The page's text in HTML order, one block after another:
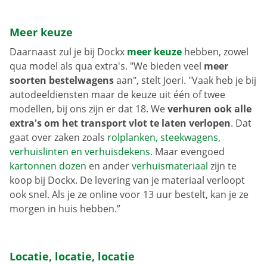
Meer keuze
Daarnaast zul je bij Dockx meer keuze hebben, zowel
qua model als qua extra's. "We bieden veel meer
soorten bestelwagensaan", stelt Joeri. "Vaak heb je bij
autodeeldiensten maar de keuze uit één of twee
modellen, bij ons zijn er dat 18. Weverhuren ook alle
extra's om het transport vlot te laten verlopen. Dat
gaat over zaken zoals rolplanken, steekwagens,
verhuislinten en verhuisdekens. Maar evengoed
kartonnen dozen en anderverhuismateriaal zijn te
koop bij Dockx. De levering van je materiaal verloopt
ook snel. Als je ze online voor 13 uur bestelt, kan je ze
morgen in huis hebben.”
Locatie, locatie, locatie